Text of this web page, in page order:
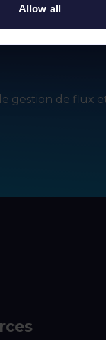
Allow all
gestion de flux